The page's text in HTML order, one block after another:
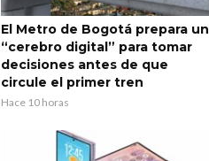
El Metro de Bogotá prepara un
“cerebro digital” para tomar
decisiones antes de que
circule el primer tren
Hace 10 horas